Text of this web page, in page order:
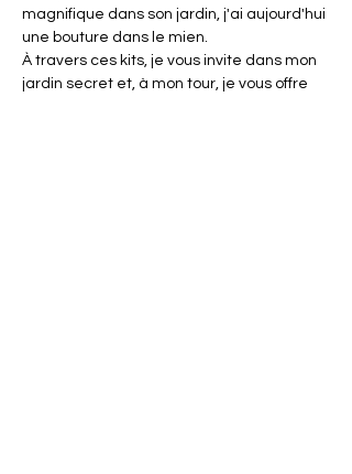
magnifique dans son jardin, j'ai aujourd'hui
une bouture dans le mien.
À travers ces kits, je vous invite dans mon
jardin secret et, à mon tour, je vous offre